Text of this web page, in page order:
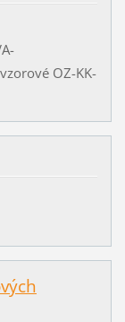
OZ-KK-